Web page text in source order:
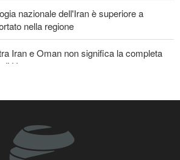
nazionale dell'Iran è superiore a
nella regione
Iran e Oman non significa la completa
Hormuz
hanno partecipato al pellegrinaggio